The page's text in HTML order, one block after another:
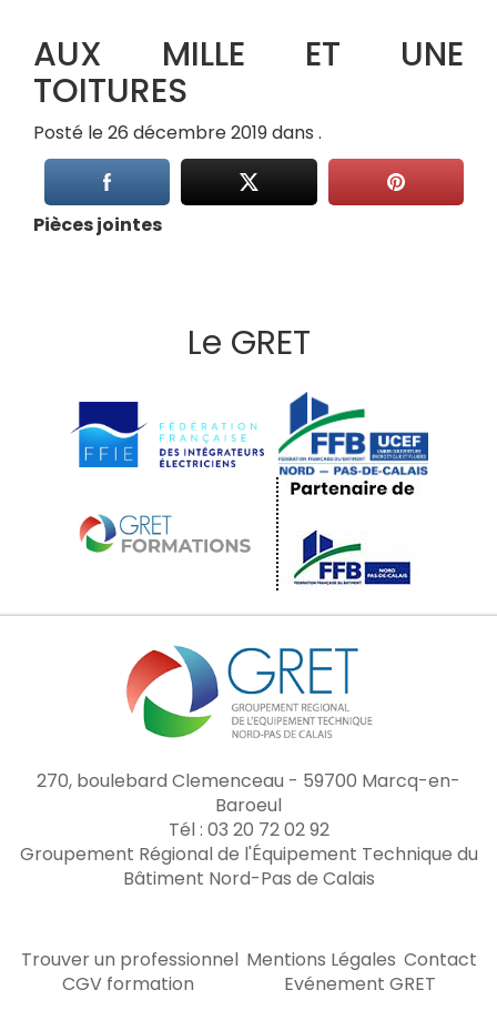
AUX MILLE ET UNE
TOITURES
Posté le 26 décembre 2019 dans .
Pièces jointes
Le GRET
270, boulebard Clemenceau - 59700 Marcq-en-
Baroeul
Tél : 03 20 72 02 92
Groupement Régional de l'Équipement Technique du
Bâtiment Nord-Pas de Calais
Trouver un professionnel Mentions Légales Contact
CGV formation
Evénement GRET